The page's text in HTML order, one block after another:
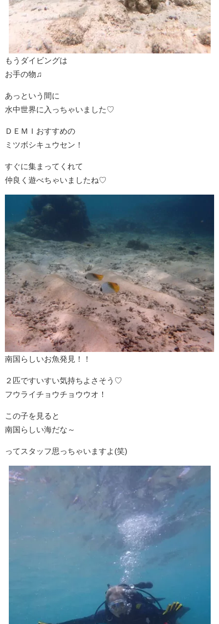
もうダイビングは
お手の物♫
あっという間に
水中世界に入っちゃいました♡
ＤＥＭＩおすすめの
ミツボシキュウセン！
すぐに集まってくれて
仲良く遊べちゃいましたね♡
南国らしいお魚発見！！
２匹ですいすい気持ちよさそう♡
フウライチョウチョウウオ！
この子を見ると
南国らしい海だな～
ってスタッフ思っちゃいますよ(笑)